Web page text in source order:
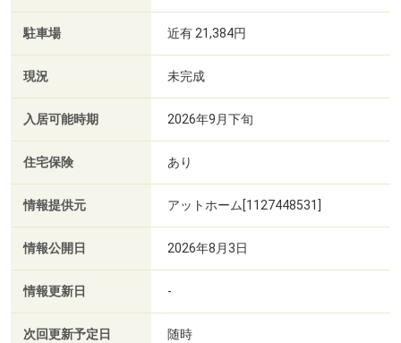
駐車場 近有 21,384円
現況 未完成
入居可能時期 2026年9月下旬
住宅保険 あり
情報提供元 アットホーム[1127448531]
情報公開日 2026年8月3日
情報更新日 -
次回更新予定日 随時